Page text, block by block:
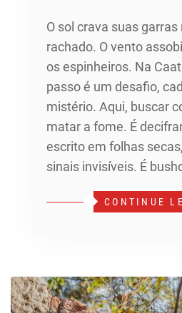
O sol crava suas garras
rachado. O vento
os espinheiros. Na
passo é um desafio,
mistério. Aqui, buscar
matar a fome. É
escrito em folhas
sinais invisíveis. É
CONTINUE